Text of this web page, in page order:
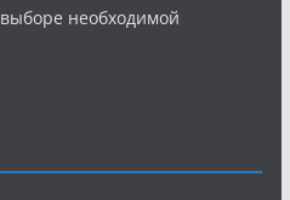
необходимой